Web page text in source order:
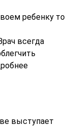
ребенку то
всегда
выступает